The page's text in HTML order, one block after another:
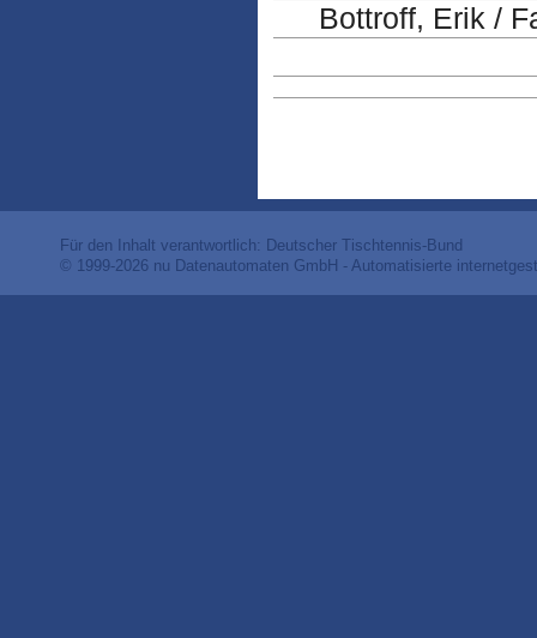
Bottroff, Erik /
Für den Inhalt verantwortlich: Deutscher Tischtennis-Bund
© 1999-2026 nu Datenautomaten GmbH - Automatisierte